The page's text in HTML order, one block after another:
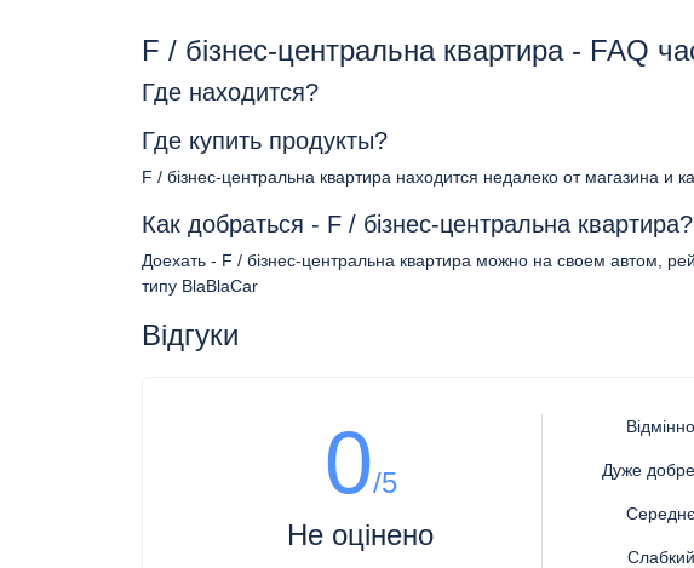
F / бізнес-центральна квартира - FAQ
Где находится?
Где купить продукты?
F / бізнес-центральна квартира находится недалеко от магазина и
Как добраться - F / бізнес-центральна квартира?
Доехать - F / бізнес-центральна квартира можно на своем автом,
типу BlaBlaCar
Відгуки
0/5
Не оцінено
Відмінно
Дуже добре
Середнє
Слабкий